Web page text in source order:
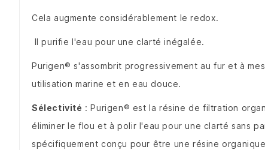
Cela augmente considérablement le redox.
Il purifie l'eau pour une clarté inégalée.
Purigen® s'assombrit progressivement au fur et à
utilisation marine et en eau douce.
Sélectivité : Purigen® est la résine de filtration
éliminer le flou et à polir l'eau pour une clarté sans
spécifiquement conçu pour être une résine